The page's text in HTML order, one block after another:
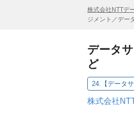
株式会社NTTデ
ジメント／デー
データ
ど
株式会社